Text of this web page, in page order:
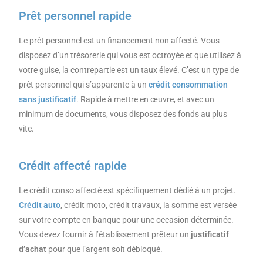
Prêt personnel rapide
Le prêt personnel est un financement non affecté. Vous
disposez d’un trésorerie qui vous est octroyée et que utilisez à
votre guise, la contrepartie est un taux élevé. C’est un type de
prêt personnel qui s’apparente à uncrédit consommation
sans justificatif. Rapide à mettre en œuvre, et avec un
minimum de documents, vous disposez des fonds au plus
vite.
Crédit affecté rapide
Le crédit conso affecté est spécifiquement dédié à un projet.
Crédit auto, crédit moto, crédit travaux, la somme est versée
sur votre compte en banque pour une occasion déterminée.
Vous devez fournir à l’établissement prêteur un justificatif
d’achat pour que l’argent soit débloqué.